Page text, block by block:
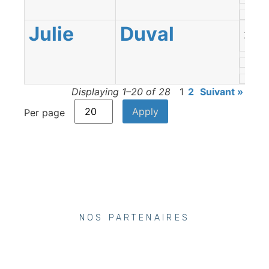
Julie Duval
Displaying 1–20 of 28 1 2 Suivant »
Per page
NOS PARTENAIRES